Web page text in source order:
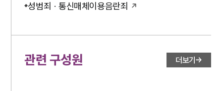
성범죄 · 통신매체이용음란죄
관련 구성원 더보기